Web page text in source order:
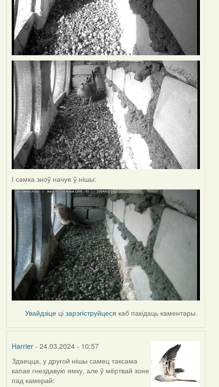
І самка зноў начуе ў нішы:
Увайдзіце цізарэгіструйцеся каб пакідаць каментары.
Harrier- 24.03.2024 - 10:57
Здаецца, у другой нішы самец таксама
капае гнездавую ямку, але ў мёртвай зоне
пад камерай: